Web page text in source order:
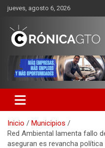
Saltar
contenido
jueves, agosto 6, 2026
CRONICA
Inicio
Municipios
Red Ambiental lamenta fallo
aseguran es revancha política